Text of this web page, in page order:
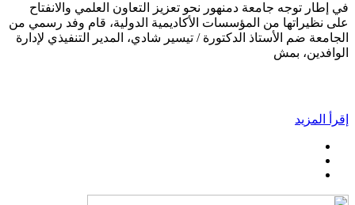
في إطار توجه جامعة دمنهور نحو تعزيز التعاون العلمي والانفتاح
على نظيراتها من المؤسسات الأكاديمية الدولية، قام وفد رسمي من
الجامعة ضم الأستاذ الدكتورة / تيسير شادي، المدير التنفيذي لإدارة
الوافدين، بمش
إقرأ المزيد